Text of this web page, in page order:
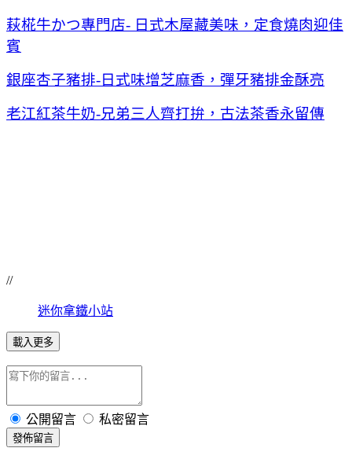
萩椛牛かつ專門店- 日式木屋藏美味，定食燒肉迎佳
賓
銀座杏子豬排-日式味增芝麻香，彈牙豬排金酥亮
老江紅茶牛奶-兄弟三人齊打拚，古法茶香永留傳
//
迷你拿鐵小站
載入更多
公開留言 私密留言
發佈留言